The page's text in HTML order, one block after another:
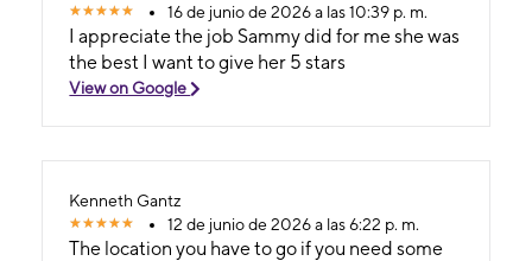
16 de junio de 2026 a las 10:39 p. m.
I appreciate the job Sammy did for me she was
the best I want to give her 5 stars
View on Google
Kenneth Gantz
12 de junio de 2026 a las 6:22 p. m.
The location you have to go if you need some